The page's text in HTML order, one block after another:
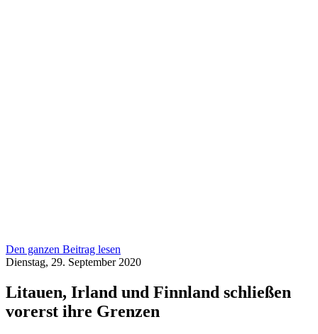
Den ganzen Beitrag lesen
Dienstag, 29. September 2020
Litauen, Irland und Finnland schließen
vorerst ihre Grenzen